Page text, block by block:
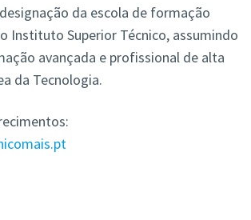
da escola de formação
Instituto Superior Técnico, assumindo
avançada e profissional de alta
da Tecnologia.